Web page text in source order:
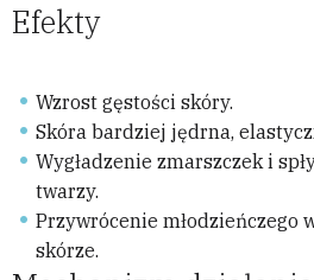
Efekty
Wzrost gęstości skóry.
Skóra bardziej jędrna,
Wygładzenie zmarszczek i
twarzy.
Przywrócenie młodzieńczego
skórze.